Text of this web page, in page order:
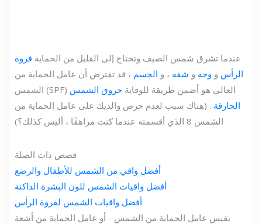
عندما تشرق شمس الصيف وتحتاج إلى القليل من الحماية فروة
الرأس و وجه و شفه ، و الجسم ، قد تفترض أن عامل الحماية من
الشمس (SPF) العالي هو أضمن طريقة للوقاية حروق الشمس
الحارقة . (هناك سبب لعدم حرص والديك على عامل الحماية من
الشمس 8 الذي أقسمته عندما كنت مراهقًا ، أليس كذلك؟)
قصص ذات الصلة
أفضل واقي من الشمس للأطفال والرضع
أفضل واقيات الشمس للون البشرة الداكنة
أفضل واقيات الشمس لفروة الرأس
يقيس عامل الحماية من الشمس - أو عامل الحماية من أشعة